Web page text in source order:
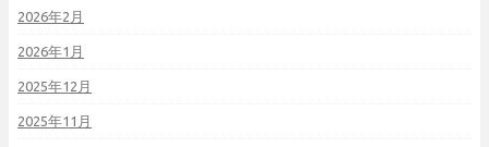
2026年2月
2026年1月
2025年12月
2025年11月